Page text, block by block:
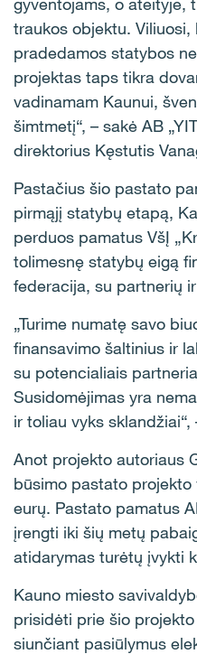
traukos objektu. Viliuosi,
pradedamos statybos
projektas taps tikra
vadinamam Kaunui,
šimtmetį“, – sakė AB
direktorius Kęstutis
Pastačius šio pastato
pirmąjį statybų etapą,
perduos pamatus VšĮ
tolimesnę statybų eigą
federacija, su partnerių
„Turime numatę savo
finansavimo šaltinius ir
su potencialiais
Susidomėjimas yra
ir toliau vyks
Anot projekto autoriaus
būsimo pastato
eurų. Pastato pamatus
įrengti iki šių metų
atidarymas turėtų įvykti
Kauno miesto
prisidėti prie šio
siunčiant pasiūlymus